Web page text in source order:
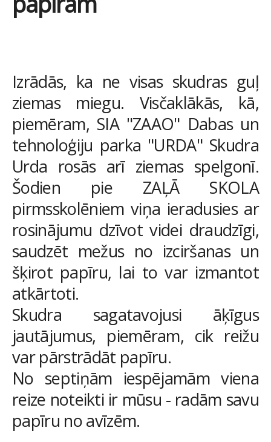
Izrādās, ka ne visas skudras guļ
ziemas miegu. Visčaklākās, kā,
piemēram, SIA "ZAAO" Dabas un
tehnoloģiju parka "URDA" Skudra
Urda rosās arī ziemas spelgonī.
Šodien pie ZAĻĀ SKOLA
pirmsskolēniem viņa ieradusies ar
rosinājumu dzīvot videi draudzīgi,
saudzēt mežus no izciršanas un
šķirot papīru, lai to var izmantot
atkārtoti.
Skudra sagatavojusi āķīgus
jautājumus, piemēram, cik reižu
var pārstrādāt papīru.
No septiņām iespējamām viena
reize noteikti ir mūsu - radām savu
papīru no avīzēm.